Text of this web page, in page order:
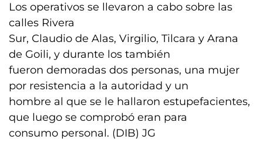
Los operativos se llevaron a cabo sobre las
calles Rivera
Sur, Claudio de Alas, Virgilio, Tilcara y Arana
de Goili, y durante los también
fueron demoradas dos personas, una mujer
por resistencia a la autoridad y un
hombre al que se le hallaron estupefacientes,
que luego se comprobó eran para
consumo personal. (DIB) JG